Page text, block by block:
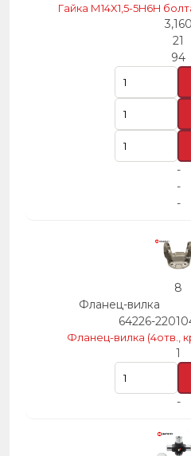
Гайка М14X1,5-5H6H
3,160
21
94
-
-
-
8
Фланец-вилка
64226-
Фланец-вилка (4отв.,
1
-